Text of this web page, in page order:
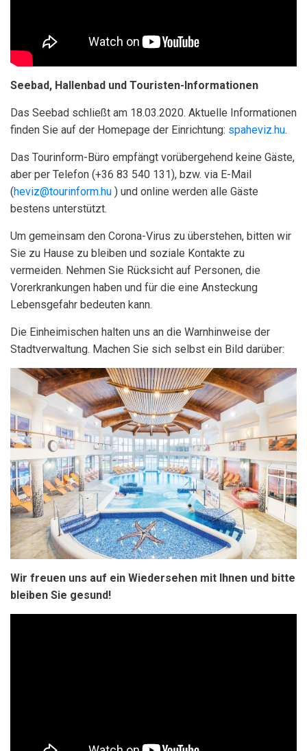
Seebad, Hallenbad und Touristen-Informationen
Das Seebad schließt am 18.03.2020. Aktuelle Informationen
finden Sie auf der Homepage der Einrichtung: spaheviz.hu.
Das Tourinform-Büro empfängt vorübergehend keine Gäste,
aber per Telefon (+36 83 540 131), bzw. via E-Mail
(heviz@tourinform.hu ) und online werden alle Gäste
bestens unterstützt.
Um gemeinsam den Corona-Virus zu überstehen, bitten wir
Sie zu Hause zu bleiben und soziale Kontakte zu
vermeiden. Nehmen Sie Rücksicht auf Personen, die
Vorerkrankungen haben und für die eine Ansteckung
Lebensgefahr bedeuten kann.
Die Einheimischen halten uns an die Warnhinweise der
Stadtverwaltung. Machen Sie sich selbst ein Bild darüber:
Wir freuen uns auf ein Wiedersehen mit Ihnen und bitte
bleiben Sie gesund!